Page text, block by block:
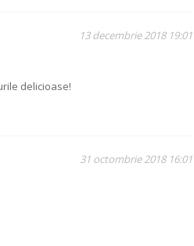
13 decembrie 2018 19:01
delicioase!
31 octombrie 2018 16:01